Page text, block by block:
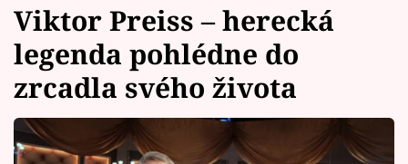
Témata
Celebrity
Vztahy
Viktor Preiss – herecká
legenda pohlédne do
zrcadla svého života